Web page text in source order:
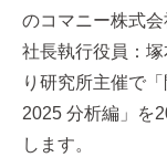
のコマニー株式
社長執行役員：
り研究所主催で
2025 分析編」を
します。